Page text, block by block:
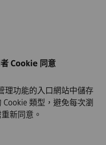
Cookie 同意
理功能的入口網站中儲存
類型，避免每次瀏
新同意。